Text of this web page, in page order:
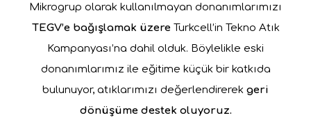
Mikrogrup olarak kullanılmayan donanımlarımızı
TEGV’e bağışlamak üzere Turkcell’in Tekno Atık
Kampanyası’na dahil olduk. Böylelikle eski
donanımlarımız ile eğitime küçük bir katkıda
bulunuyor, atıklarımızı değerlendirerek geri
dönüşüme destek oluyoruz.